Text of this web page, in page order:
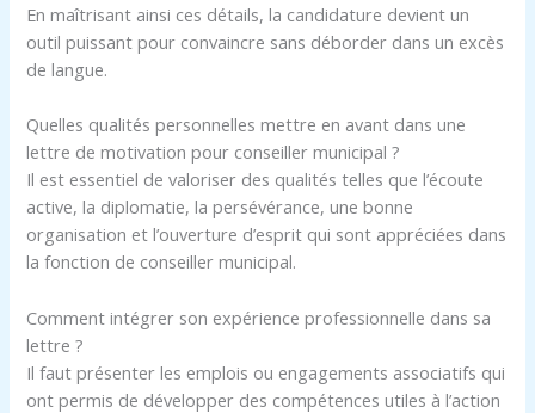
En maîtrisant ainsi ces détails, la candidature devient un
outil puissant pour convaincre sans déborder dans un excès
de langue.
Quelles qualités personnelles mettre en avant dans une
lettre de motivation pour conseiller municipal ?
Il est essentiel de valoriser des qualités telles que l’écoute
active, la diplomatie, la persévérance, une bonne
organisation et l’ouverture d’esprit qui sont appréciées dans
la fonction de conseiller municipal.
Comment intégrer son expérience professionnelle dans sa
lettre ?
Il faut présenter les emplois ou engagements associatifs qui
ont permis de développer des compétences utiles à l’action